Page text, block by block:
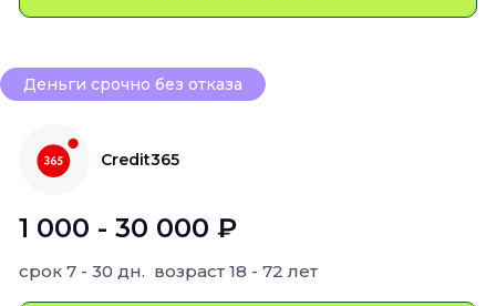
Деньги срочно без отказа
Credit365
1 000 - 30 000 ₽
срок 7 - 30 дн. возраст 18 - 72 лет